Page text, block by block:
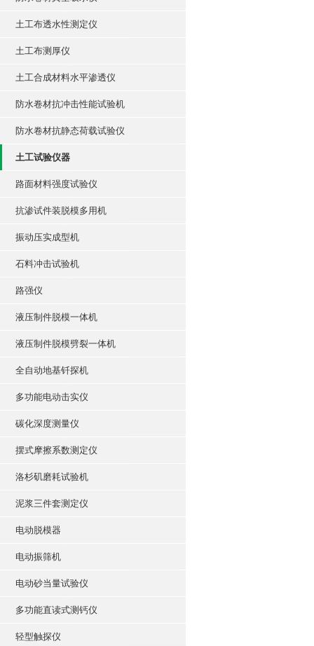
土工布透水性测定仪
土工布测厚仪
土工合成材料水平渗透仪
防水卷材抗冲击性能试验机
防水卷材抗静态荷载试验仪
土工试验仪器
路面材料强度试验仪
抗渗试件装脱模多用机
振动压实成型机
石料冲击试验机
路强仪
液压制件脱模一体机
液压制件脱模劈裂一体机
全自动地基钎探机
多功能电动击实仪
碳化深度测量仪
摆式摩擦系数测定仪
洛杉矶磨耗试验机
泥浆三件套测定仪
电动脱模器
电动振筛机
电动砂当量试验仪
多功能直读式测钙仪
轻型触探仪